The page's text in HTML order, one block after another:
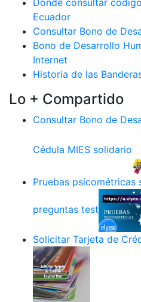
Dónde consultar
Ecuador
Consultar Bono de
Bono de Desarrollo
Internet
Historia de las
Lo + Compartido
Consultar Bono de
Cédula MIES solidario
Pruebas psicométricas
preguntas test
Solicitar Tarjeta de